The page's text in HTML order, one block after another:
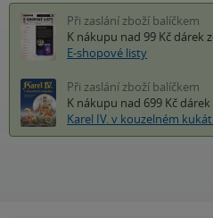
Při zaslání zboží balíčkem
K nákupu nad 99 Kč dárek
E-shopové listy
Při zaslání zboží balíčkem
K nákupu nad 699 Kč
Karel IV. v kouzelném